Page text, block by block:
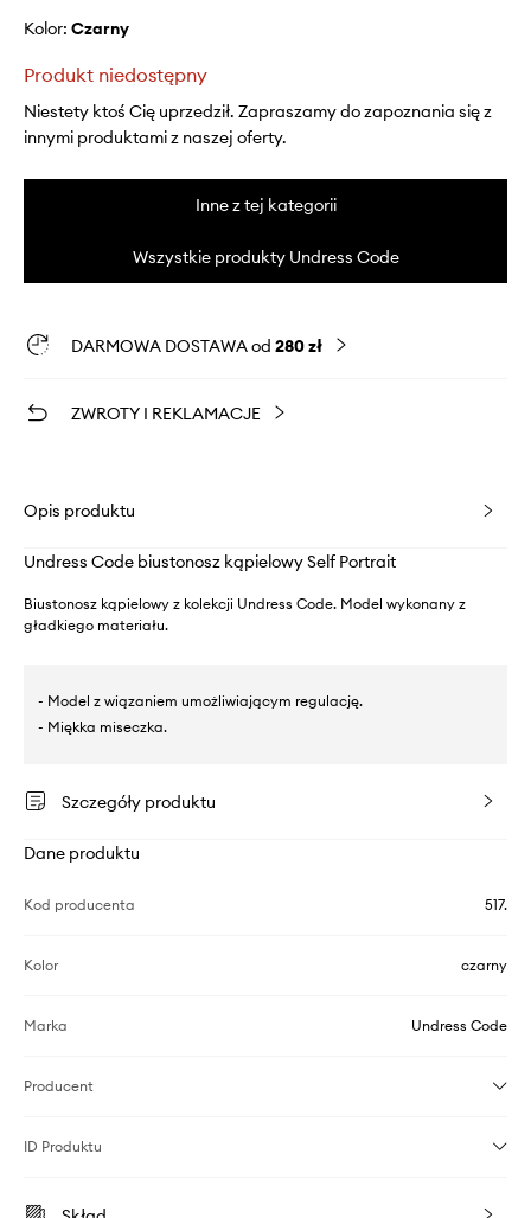
Kolor: czarny
Produkt niedostępny
Niestety ktoś Cię uprzedził. Zapraszamy do zapoznania się z
innymi produktami z naszej oferty.
Inne z tej kategorii
Wszystkie produkty Undress Code
DARMOWA DOSTAWA od 280 zł
ZWROTY I REKLAMACJE
Opis produktu
Undress Code biustonosz kąpielowy Self Portrait
Biustonosz kąpielowy z kolekcji Undress Code. Model wykonany z
gładkiego materiału.
- Model z wiązaniem umożliwiającym regulację.
- Miękka miseczka.
Szczegóły produktu
Dane produktu
Kod producenta 517.
Kolor czarny
Marka Undress Code
Producent
ID Produktu